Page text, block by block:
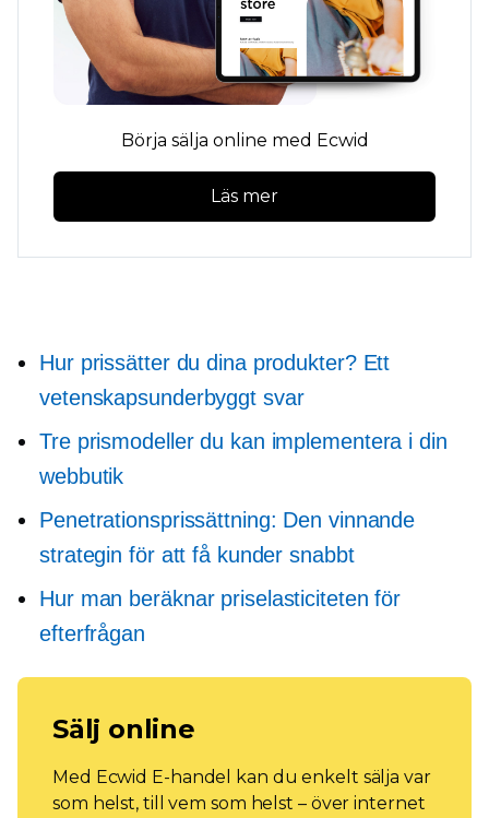
Börja sälja online med Ecwid
Läs mer
Hur prissätter du dina produkter? Ett
vetenskapsunderbyggt svar
Tre prismodeller du kan implementera i din
webbutik
Penetrationsprissättning: Den vinnande
strategin för att få kunder snabbt
Hur man beräknar priselasticiteten för
efterfrågan
Sälj online
Med Ecwid E-handel kan du enkelt sälja var
som helst, till vem som helst – över internet